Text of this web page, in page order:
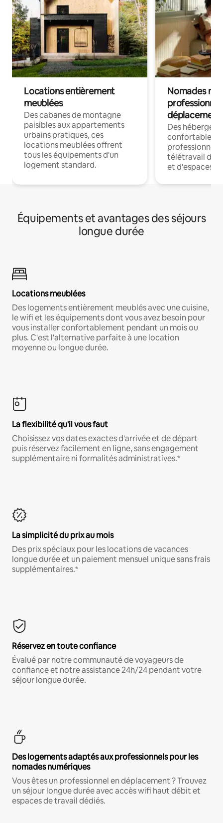
Locations entièrement
meublées
Des cabanes de montagne
paisibles aux appartements
urbains pratiques, ces
locations meublées offrent
tous les équipements d'un
logement standard.
Nomades
déplacement
Des
confortables
professionnels
télétravail
et d'espaces
Équipements et avantages des séjours
longue durée
Locations meublées
Des logements entièrement meublés avec une cuisine,
le wifi et les équipements dont vous avez besoin pour
vous installer confortablement pendant un mois ou
plus. C'est l'alternative parfaite à une location
moyenne ou longue durée.
La flexibilité qu'il vous faut
Choisissez vos dates exactes d'arrivée et de départ
puis réservez facilement en ligne, sans engagement
supplémentaire ni formalités administratives.*
La simplicité du prix au mois
Des prix spéciaux pour les locations de vacances
longue durée et un paiement mensuel unique sans frais
supplémentaires.*
Réservez en toute confiance
Évalué par notre communauté de voyageurs de
confiance et notre assistance 24h/24 pendant votre
séjour longue durée.
Des logements adaptés aux professionnels pour les
nomades numériques
Vous êtes un professionnel en déplacement ? Trouvez
un séjour longue durée avec accès wifi haut débit et
espaces de travail dédiés.